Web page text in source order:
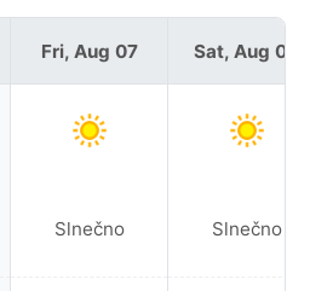
Fri, Aug 07
Slnečno
Sat, Aug 08
Slnečno